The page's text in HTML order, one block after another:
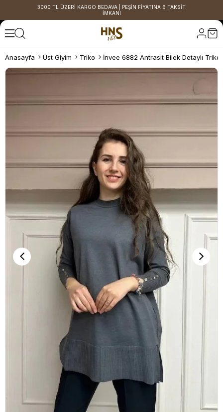
3000 TL ÜZERİ KARGO BEDAVA | PEŞİN FİYATINA 6 TAKSİT
İMKANI
Anasayfa Üst Giyim Triko İnvee 6882 Antrasit Bilek Detaylı Triko